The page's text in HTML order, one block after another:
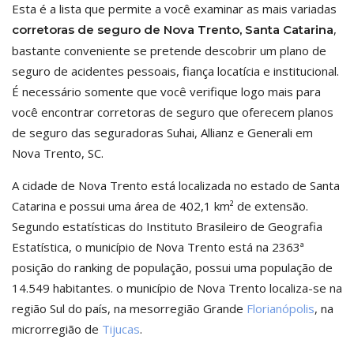
Esta é a lista que permite a você examinar as mais variadas
corretoras de seguro de Nova Trento, Santa Catarina,
bastante conveniente se pretende descobrir um plano de
seguro de acidentes pessoais, fiança locatícia e institucional.
É necessário somente que você verifique logo mais para
você encontrar corretoras de seguro que oferecem planos
de seguro das seguradoras Suhai, Allianz e Generali em
Nova Trento, SC.
A cidade de Nova Trento está localizada no estado de Santa
Catarina e possui uma área de 402,1 km² de extensão.
Segundo estatísticas do Instituto Brasileiro de Geografia
Estatística, o município de Nova Trento está na 2363ª
posição do ranking de população, possui uma população de
14.549 habitantes. o município de Nova Trento localiza-se na
região Sul do país, na mesorregião Grande Florianópolis, na
microrregião de Tijucas.